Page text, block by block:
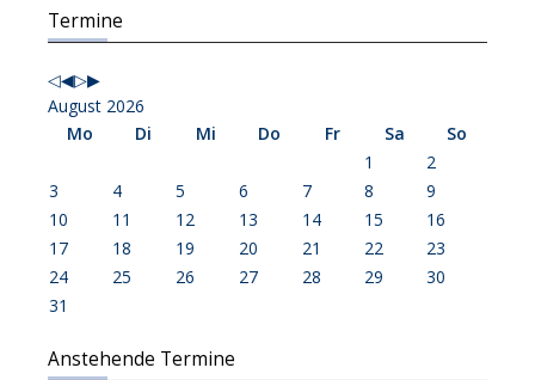
Termine
Vorheriges
Jahr
Vorheriger
Monat
Nächstes
Jahr
Nächstes
Monat
August 2026
Mo
Di Mi Do Fr Sa
So
1
2
3
4 5 6 7 8
9
10
11 12 13 14 15
16
17
18 19 20 21 22
23
24
25 26 27 28 29
30
31
Anstehende Termine